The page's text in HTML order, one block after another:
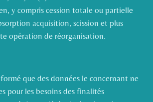
y compris cession totale ou partielle
acquisition, scission et plus
opération de réorganisation.
que des données le concernant ne
pour les besoins des finalités